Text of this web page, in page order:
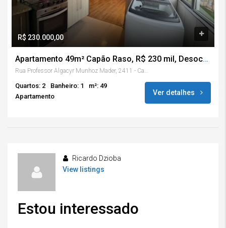
R$ 230.000,00
Apartamento 49m² Capão Raso, R$ 230 mil, Desocupado, 3º andar, semi mobiliado, vaga
Quartos: 2 Banheiro: 1
m²: 49
Apartamento
Ver detalhes
Ricardo Dzioba
View listings
Estou interessado